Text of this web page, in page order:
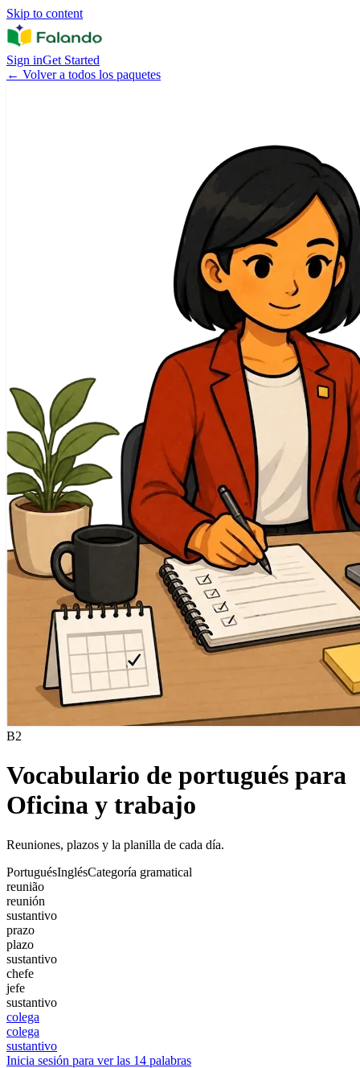
Skip to content
Sign inGet Started
← Volver a todos los paquetes
B2
Vocabulario de portugués para
Oficina y trabajo
Reuniones, plazos y la planilla de cada día.
PortuguésInglésCategoría gramatical
reunião
reunión
sustantivo
prazo
plazo
sustantivo
chefe
jefe
sustantivo
colega
colega
sustantivo
Inicia sesión para ver las 14 palabras